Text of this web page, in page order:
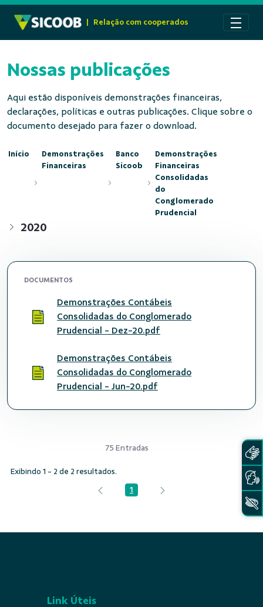
Relação com cooperados
Nossas publicações
Aqui estão disponíveis demonstrações financeiras,
declarações, políticas e outras publicações. Clique sobre o
documento desejado para fazer o download.
Início
Demonstrações
Financeiras
Banco
Sicoob
Demonstrações
Financeiras
Consolidadas
do
Conglomerado
Prudencial
2020
DOCUMENTOS
Demonstrações Contábeis
Consolidadas do Conglomerado
Prudencial - Dez-20.pdf
Demonstrações Contábeis
Consolidadas do Conglomerado
Prudencial - Jun-20.pdf
75 Entradas
Exibindo 1 - 2 de 2 resultados.
Página
1
Link Úteis